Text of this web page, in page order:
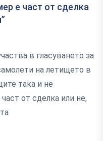
е част от сделка
в гласуването за
на летището в
така и не
от сделка или не,